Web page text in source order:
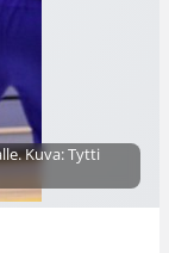
Kuva: Tytti